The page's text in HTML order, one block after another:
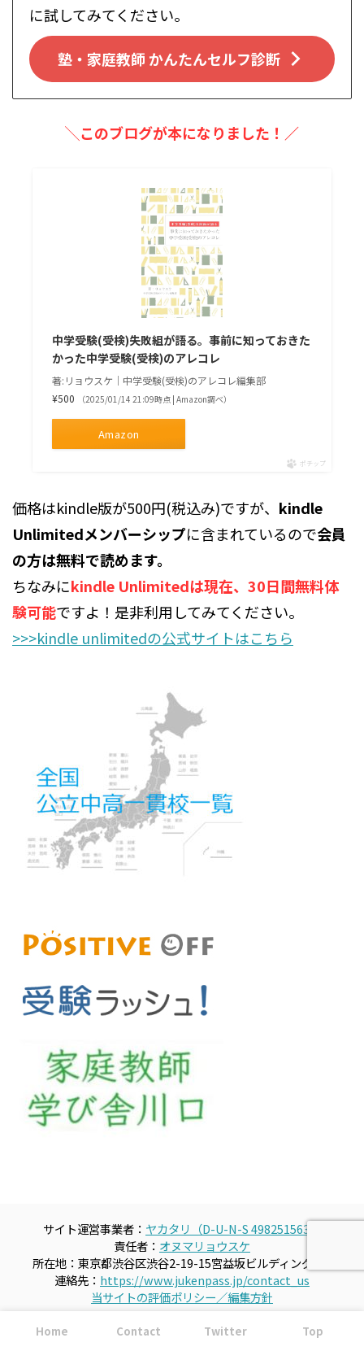
に試してみてください。
塾・家庭教師 かんたんセルフ診断
╲このブログが本になりました！／
中学受験(受検)失敗組が語る。事前に知っておきた
かった中学受験(受検)のアレコレ
著:リョウスケ｜中学受験(受検)のアレコレ編集部
¥500
（2025/01/14 21:09時点 | Amazon調べ）
Amazon
ポチップ
価格はkindle版が500円(税込み)ですが、 kindle
Unlimitedメンバーシップに含まれているので会員
の方は無料で読めます。
ちなみにkindle Unlimitedは現在、30日間無料体
験可能ですよ！是非利用してみてください。
>>>kindle unlimitedの公式サイトはこちら
サイト運営事業者： ヤカタリ（D-U-N-S 498251563）
責任者： オヌマリョウスケ
所在地：東京都渋谷区渋谷2-19-15宮益坂ビルディング609
連絡先： https://www.jukenpass.jp/contact_us
当サイトの評価ポリシー／編集方針
Home Contact Twitter Top